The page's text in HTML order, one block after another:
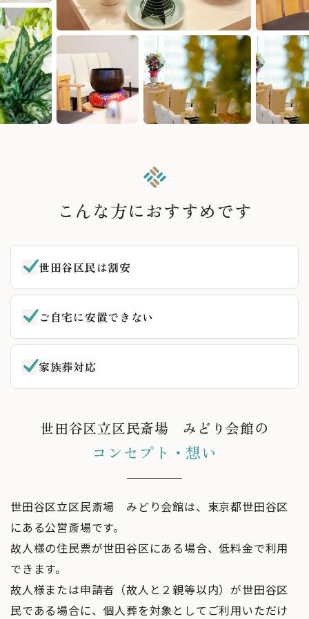
こんな方におすすめです
世田谷区民は割安
ご自宅に安置できない
家族葬対応
世田谷区立区民斎場 みどり会館の
コンセプト・想い
世田谷区立区民斎場 みどり会館は、東京都世田谷区
にある公営斎場です。
故人様の住民票が世田谷区にある場合、低料金で利用
できます。
故人様または申請者（故人と２親等以内）が世田谷区
民である場合に、個人葬を対象としてご利用いただけ